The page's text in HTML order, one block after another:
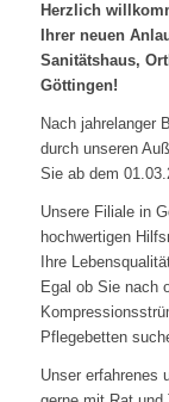
Herzlich
Ihrer neuen
Sanitätshaus,
Göttingen!
Nach jahrelanger
durch unseren
Sie ab dem
Unsere Filiale in
hochwertigen
Ihre
Egal ob Sie nach
Pflegebetten
Unser erfahrenes